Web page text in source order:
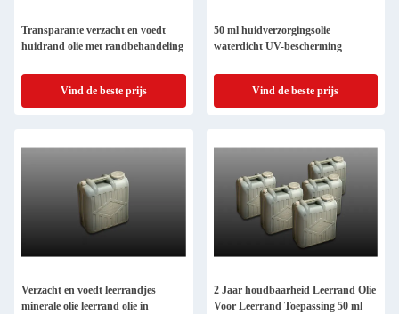
Transparante verzacht en voedt
huidrand olie met randbehandeling
Vind de beste prijs
50 ml huidverzorgingsolie
waterdicht UV-bescherming
Vind de beste prijs
Verzacht en voedt leerrandjes
minerale olie leerrand olie in
2 Jaar houdbaarheid Leerrand Olie
Voor Leerrand Toepassing 50 ml